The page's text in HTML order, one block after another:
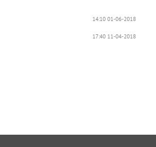
14:10 01-06-2018
17:40 11-04-2018